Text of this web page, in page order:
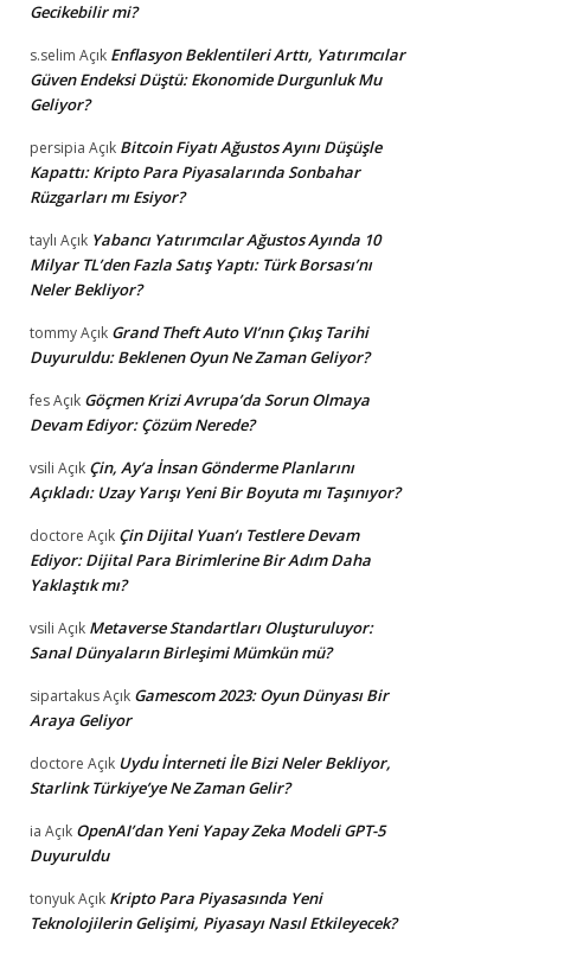
Gecikebilir mi?
s.selim Açık Enflasyon Beklentileri Arttı, Yatırımcılar
Güven Endeksi Düştü: Ekonomide Durgunluk Mu
Geliyor?
persipia Açık Bitcoin Fiyatı Ağustos Ayını Düşüşle
Kapattı: Kripto Para Piyasalarında Sonbahar
Rüzgarları mı Esiyor?
taylı Açık Yabancı Yatırımcılar Ağustos Ayında 10
Milyar TL’den Fazla Satış Yaptı: Türk Borsası’nı
Neler Bekliyor?
tommyAçık Grand Theft Auto VI’nın Çıkış Tarihi
Duyuruldu: Beklenen Oyun Ne Zaman Geliyor?
fesAçık Göçmen Krizi Avrupa’da Sorun Olmaya
Devam Ediyor: Çözüm Nerede?
vsili Açık Çin, Ay’a İnsan Gönderme Planlarını
Açıkladı: Uzay Yarışı Yeni Bir Boyuta mı Taşınıyor?
doctore Açık Çin Dijital Yuan’ı Testlere Devam
Ediyor: Dijital Para Birimlerine Bir Adım Daha
Yaklaştık mı?
vsili Açık Metaverse Standartları Oluşturuluyor:
Sanal Dünyaların Birleşimi Mümkün mü?
sipartakusAçık Gamescom 2023: Oyun Dünyası Bir
Araya Geliyor
doctore Açık Uydu İnterneti İle Bizi Neler Bekliyor,
Starlink Türkiye’ye Ne Zaman Gelir?
ia Açık OpenAI’dan Yeni Yapay Zeka Modeli GPT-5
Duyuruldu
tonyukAçık Kripto Para Piyasasında Yeni
Teknolojilerin Gelişimi, Piyasayı Nasıl Etkileyecek?